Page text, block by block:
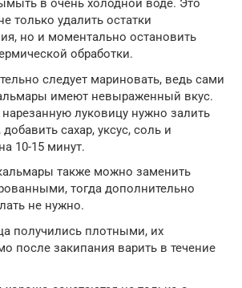
в очень холодной воде. Это
только удалить остатки
но и моментально остановить
обработки.
следует мариновать, ведь сами
имеют невыраженный вкус.
нарезанную луковицу нужно залить
сахар, уксус, соль и
10-15 минут.
также можно заменить
тогда дополнительно
не нужно.
получились плотными, их
после закипания варить в течение